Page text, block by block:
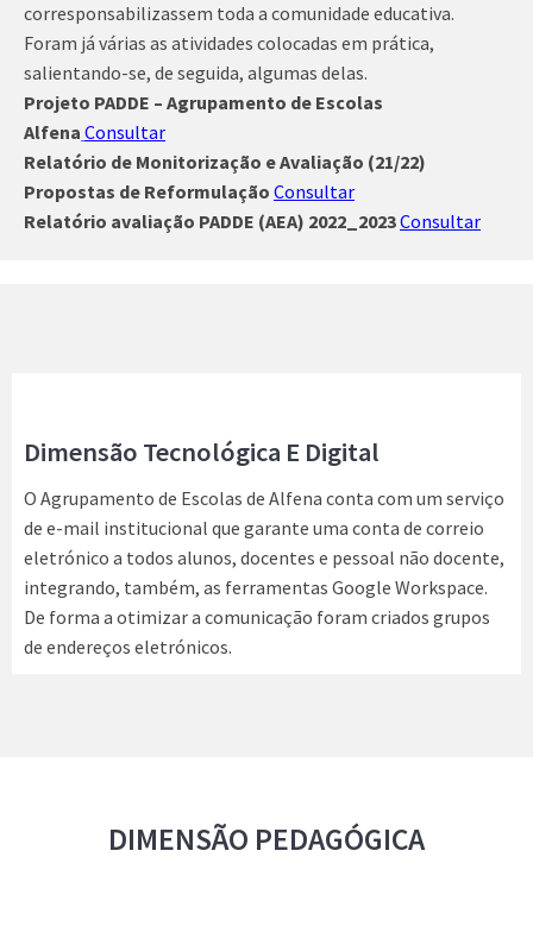
corresponsabilizassem toda a comunidade educativa.
Foram já várias as atividades colocadas em prática,
salientando-se, de seguida, algumas delas.
Projeto PADDE – Agrupamento de Escolas
Alfena Consultar
Relatório de Monitorização e Avaliação (21/22)
Propostas de Reformulação Consultar
Relatório avaliação PADDE (AEA) 2022_2023Consultar
Dimensão Tecnológica E Digital
O Agrupamento de Escolas de Alfena conta com um serviço
de e-mail institucional que garante uma conta de correio
eletrónico a todos alunos, docentes e pessoal não docente,
integrando, também, as ferramentas Google Workspace.
De forma a otimizar a comunicação foram criados grupos
de endereços eletrónicos.
DIMENSÃO PEDAGÓGICA